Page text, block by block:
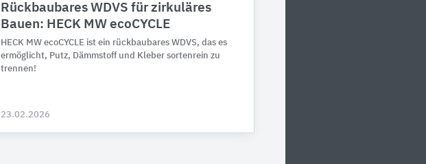
Rückbaubares WDVS für zirkuläres
Bauen: HECK MW ecoCYCLE
HECK MW ecoCYCLE ist ein rückbaubares WDVS, das es
ermöglicht, Putz, Dämmstoff und Kleber sortenrein zu
trennen!
23.02.2026